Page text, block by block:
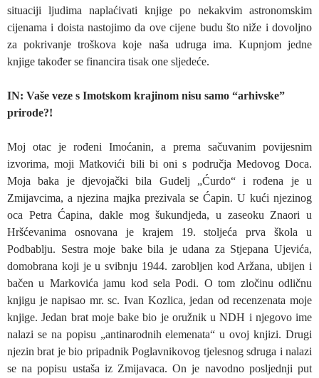
situaciji ljudima naplaćivati knjige po nekakvim astronomskim
cijenama i doista nastojimo da ove cijene budu što niže i dovoljno
za pokrivanje troškova koje naša udruga ima. Kupnjom jedne
knjige također se financira tisak one sljedeće.
IN: Vaše veze s Imotskom krajinom nisu samo “arhivske”
prirode?!
Moj otac je rođeni Imoćanin, a prema sačuvanim povijesnim
izvorima, moji Matkovići bili bi oni s područja Medovog Doca.
Moja baka je djevojački bila Gudelj „Ćurdo“ i rođena je u
Zmijavcima, a njezina majka prezivala se Ćapin. U kući njezinog
oca Petra Ćapina, dakle mog šukundjeda, u zaseoku Znaori u
Hršćevanima osnovana je krajem 19. stoljeća prva škola u
Podbablju. Sestra moje bake bila je udana za Stjepana Ujevića,
domobrana koji je u svibnju 1944. zarobljen kod Aržana, ubijen i
bačen u Markovića jamu kod sela Podi. O tom zločinu odličnu
knjigu je napisao mr. sc. Ivan Kozlica, jedan od recenzenata moje
knjige. Jedan brat moje bake bio je oružnik u NDH i njegovo ime
nalazi se na popisu „antinarodnih elemenata“ u ovoj knjizi. Drugi
njezin brat je bio pripadnik Poglavnikovog tjelesnog sdruga i nalazi
se na popisu ustaša iz Zmijavaca. On je navodno posljednji put